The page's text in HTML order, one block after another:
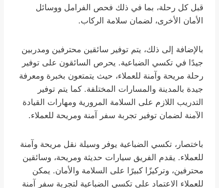
قبل كل رحلة، بما في ذلك فحص الفرامل ووسائل
الأمان الأخرى، لضمان سلامة الركاب.
بالإضافة إلى ذلك، يتم توفير سائقين محترفين ومدربين
جيدًا في تكسي الضباعية. يحرص السائقون على توفير
رحلة مريحة وآمنة للعملاء، حيث يتمتعون بخبرة ومعرفة
جيدة بالمدينة والمسارات المختلفة. كما يتم توفير
التدريب اللازم على السلامة المرورية ومهارات القيادة
الآمنة لضمان توفير تجربة سفر آمنة ومريحة للعملاء.
باختصار، تكسي الضباعية يوفر وسيلة نقل مريحة وآمنة
للعملاء. يقدم الفريق سيارات حديثة ومريحة، وسائقين
محترفين، وتركيزًا كبيرًا على السلامة والأمان. يمكن
للعملاء الاعتماد على تكسي الضباعية لتجربة سفر آمنة